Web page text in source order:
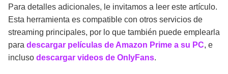
Para detalles adicionales, le invitamos a leer este artículo.
Esta herramienta es compatible con otros servicios de
streaming principales, por lo que también puede emplearla
para descargar películas de Amazon Prime a su PC, e
incluso descargar videos de OnlyFans.